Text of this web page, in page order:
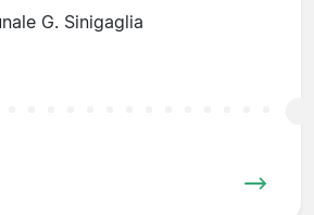
G. Sinigaglia